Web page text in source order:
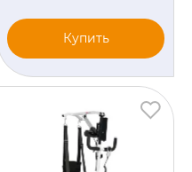
Купить